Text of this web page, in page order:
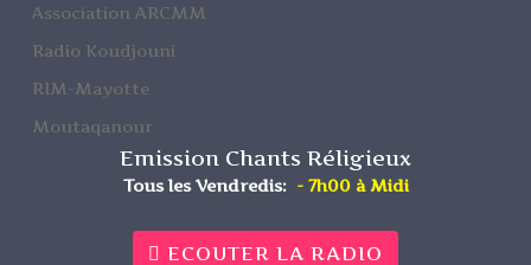
Association ARCMM
Radio Koudjouni
RIM-Mayotte
Moutaqanour
Emission Chants Réligieux
Tous les Vendredis: - 7h00 à Midi
ECOUTER LA RADIO